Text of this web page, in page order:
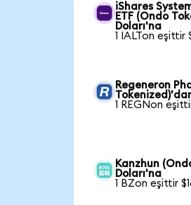
iShares
ETF (Ondo
Doları'na
1 IALTon eşittir
Regeneron
1 REGNon
Kanzhun
Doları'na
1 BZon eşittir